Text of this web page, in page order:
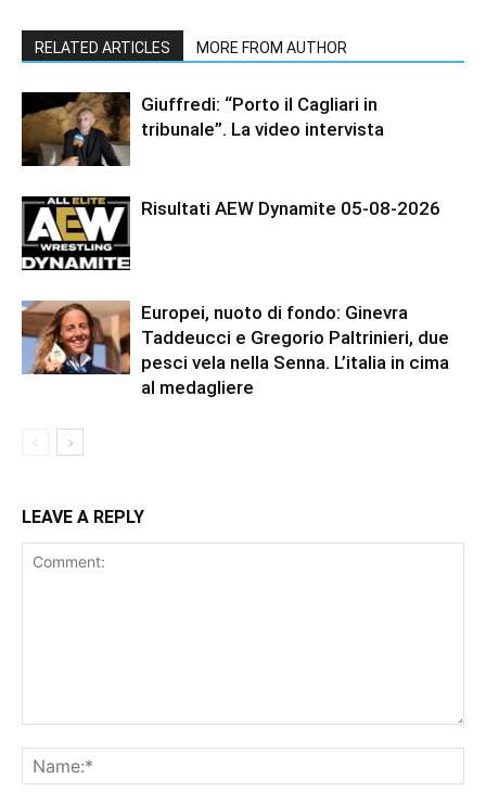
RELATED ARTICLES MORE FROM AUTHOR
Giuffredi: “Porto il Cagliari in
tribunale”. La video intervista
Risultati AEW Dynamite 05-08-2026
Europei, nuoto di fondo: Ginevra
Taddeucci e Gregorio Paltrinieri, due
pesci vela nella Senna. L’italia in cima
al medagliere
LEAVE A REPLY